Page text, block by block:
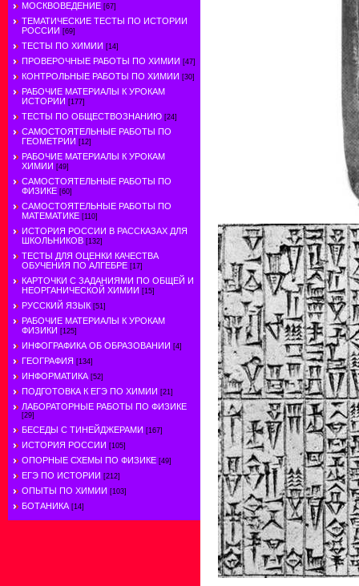
МОСКВОВЕДЕНИЕ [67]
ТЕМАТИЧЕСКИЕ ТЕСТЫ ПО ИСТОРИИ
РОССИИ [69]
ТЕСТЫ ПО ХИМИИ [14]
ПРОВЕРОЧНЫЕ РАБОТЫ ПО ХИМИИ [47]
КОНТРОЛЬНЫЕ РАБОТЫ ПО ХИМИИ [30]
РАБОЧИЕ МАТЕРИАЛЫ К УРОКАМ
ИСТОРИИ [177]
ТЕСТЫ ПО ОБЩЕСТВОЗНАНИЮ [24]
САМОСТОЯТЕЛЬНЫЕ РАБОТЫ ПО
ГЕОМЕТРИИ [12]
РАБОЧИЕ МАТЕРИАЛЫ К УРОКАМ
ХИМИИ [49]
САМОСТОЯТЕЛЬНЫЕ РАБОТЫ ПО
ФИЗИКЕ [60]
САМОСТОЯТЕЛЬНЫЕ РАБОТЫ ПО
МАТЕМАТИКЕ [110]
ИСТОРИЯ РОССИИ В РАССКАЗАХ ДЛЯ
ШКОЛЬНИКОВ [132]
ТЕСТЫ ДЛЯ ОЦЕНКИ КАЧЕСТВА
ОБУЧЕНИЯ ПО АЛГЕБРЕ [17]
КАРТОЧКИ С ЗАДАНИЯМИ ПО ОБЩЕЙ И
НЕОРГАНИЧЕСКОЙ ХИМИИ [15]
РУССКИЙ ЯЗЫК [51]
РАБОЧИЕ МАТЕРИАЛЫ К УРОКАМ
ФИЗИКИ [125]
ИНФОГРАФИКА ОБ ОБРАЗОВАНИИ [4]
ГЕОГРАФИЯ [134]
ИНФОРМАТИКА [52]
ПОДГОТОВКА К ЕГЭ ПО ХИМИИ [21]
ЛАБОРАТОРНЫЕ РАБОТЫ ПО ФИЗИКЕ
[29]
БЕСЕДЫ С ТИНЕЙДЖЕРАМИ [167]
ИСТОРИЯ РОССИИ [105]
ОПОРНЫЕ СХЕМЫ ПО ФИЗИКЕ [49]
ЕГЭ ПО ИСТОРИИ [212]
ОПЫТЫ ПО ХИМИИ [103]
БОТАНИКА [14]